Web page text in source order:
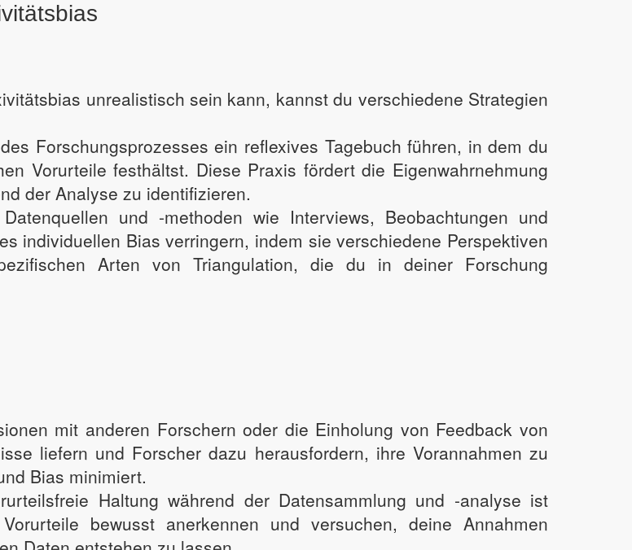
unrealistisch sein kann, kannst du verschiedene Strategien
Forschungsprozesses ein reflexives Tagebuch führen, in dem du
Vorurteile festhältst. Diese Praxis fördert die Eigenwahrnehmung
der Analyse zu identifizieren.
und -methoden wie Interviews, Beobachtungen und
individuellen Bias verringern, indem sie verschiedene Perspektiven
Arten von Triangulation, die du in deiner Forschung
mit anderen Forschern oder die Einholung von Feedback von
liefern und Forscher dazu herausfordern, ihre Vorannahmen zu
Bias minimiert.
Haltung während der Datensammlung und -analyse ist
bewusst anerkennen und versuchen, deine Annahmen